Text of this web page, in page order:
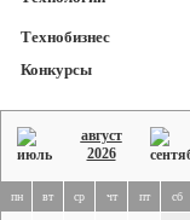
Технобизнес
Конкурсы
август
2026
пн вт ср чт пт сб